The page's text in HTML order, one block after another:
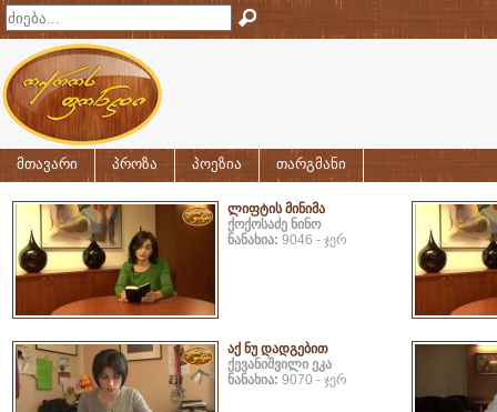
მთავარი პროზა პოეზია თარგმანი
ლიფტის მინიმა
ქოქოსაძე ნინო
ნანახია: 9046 - ჯერ
აქ ნუ დადგებით
ქევანიშვილი ეკა
ნანახია: 9070 - ჯერ